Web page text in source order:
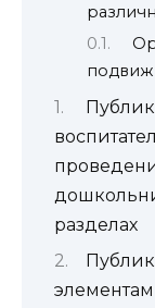
разделах